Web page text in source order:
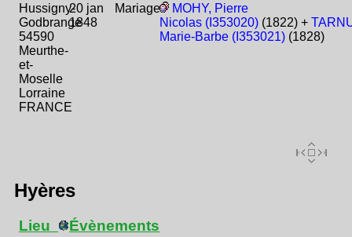
Hussigny-
Godbrange
54590
Meurthe-
et-
Moselle
Lorraine
FRANCE
20 jan
1848
Mariage
MOHY, Pierre
Nicolas (I353020) (1822) +
Marie-Barbe (I353021) (1828)
Hyères
Lieu Évènements